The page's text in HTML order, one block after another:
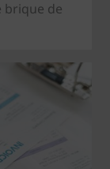
brique de